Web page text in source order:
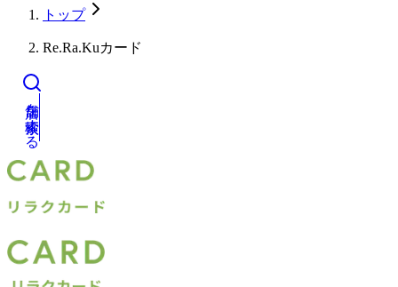
トップ
Re.Ra.Kuカード
店舗を検索する